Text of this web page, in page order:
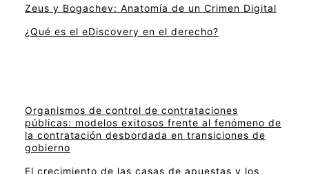
Zeus y Bogachev: Anatomía de un Crimen Digital
¿Qué es el eDiscovery en el derecho?
Organismos de control de contrataciones
públicas: modelos exitosos frente al fenómeno de
la contratación desbordada en transiciones de
gobierno
El crecimiento de las casas de apuestas y los